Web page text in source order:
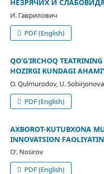
НЕЗРЯЧИХ И
И. Гаврилович
PDF (English)
QOʻGʻIRCHOQ
HOZIRGI KUNDAGI
O. Qulmurodov, U. Sobirjonova
PDF (English)
AXBOROT-KUTUBXONA
INNOVATSION
О‘. Nosirov
PDF (English)